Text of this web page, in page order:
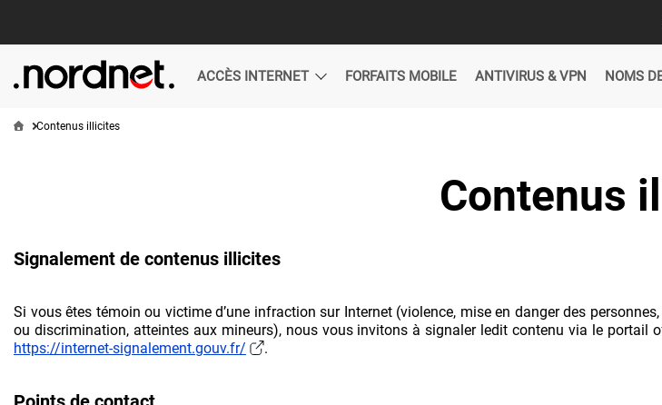
principal
Nordnet
Contenus illicites
Contenus
Signalement de contenus illicites
Si vous êtes témoin ou victime d’une infraction sur Internet (violence, mise en danger des
ou discrimination, atteintes aux mineurs), nous vous invitons à signaler ledit contenu via le portail
https://internet-signalement.gouv.fr/
.